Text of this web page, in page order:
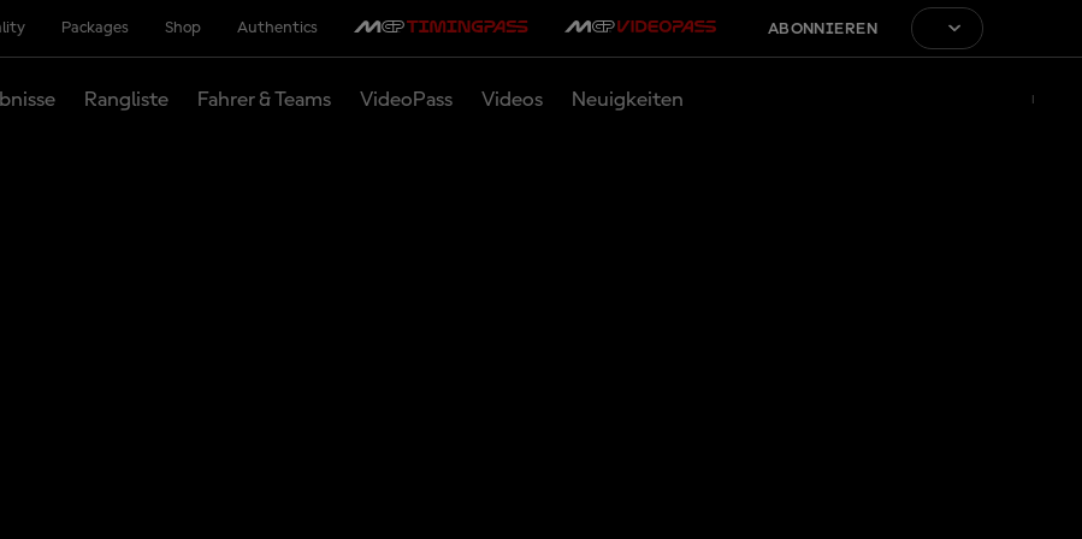
Packages Shop Authentics ABONNIEREN
Rangliste Fahrer & Teams VideoPass Videos Neuigkeiten